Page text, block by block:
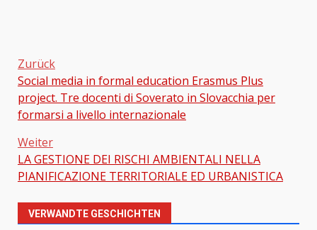
Beitragsnavigation
Zurück
Social media in formal education Erasmus Plus
project. Tre docenti di Soverato in Slovacchia per
formarsi a livello internazionale
Weiter
LA GESTIONE DEI RISCHI AMBIENTALI NELLA
PIANIFICAZIONE TERRITORIALE ED URBANISTICA
VERWANDTE GESCHICHTEN